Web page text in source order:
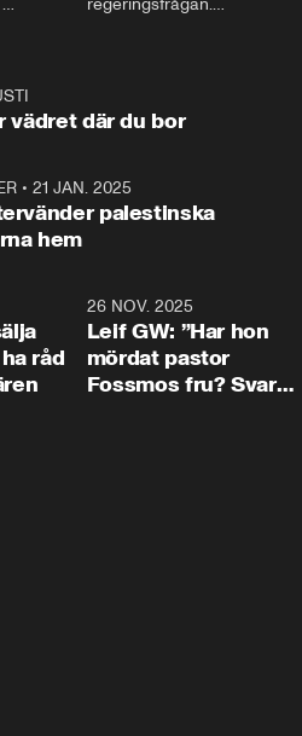
– Vi ställer upp i val. Ska vi
vara med så sitter vi förstås
vädret där du bor
•21 JAN. 2025
palestinska
hem
råd
26 NOV. 2025
Leif GW: ”Har hon
mördat pastor
Fossmos fru? Svar